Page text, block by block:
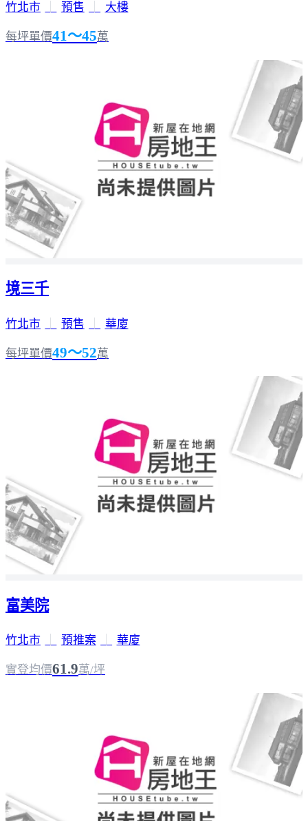
竹北市 預售 大樓
每坪單價41～45萬
境三千
竹北市 預售 華廈
每坪單價49～52萬
富美院
竹北市 預推案 華廈
實登均價61.9萬/坪